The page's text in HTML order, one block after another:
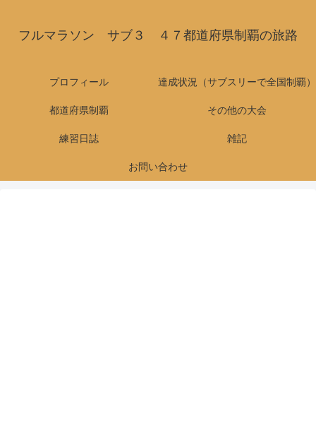
フルマラソン サブ３ ４７都道府県制覇の旅路
プロフィール 達成状況（サブスリーで全国制覇）
都道府県制覇 その他の大会
練習日誌 雑記
お問い合わせ